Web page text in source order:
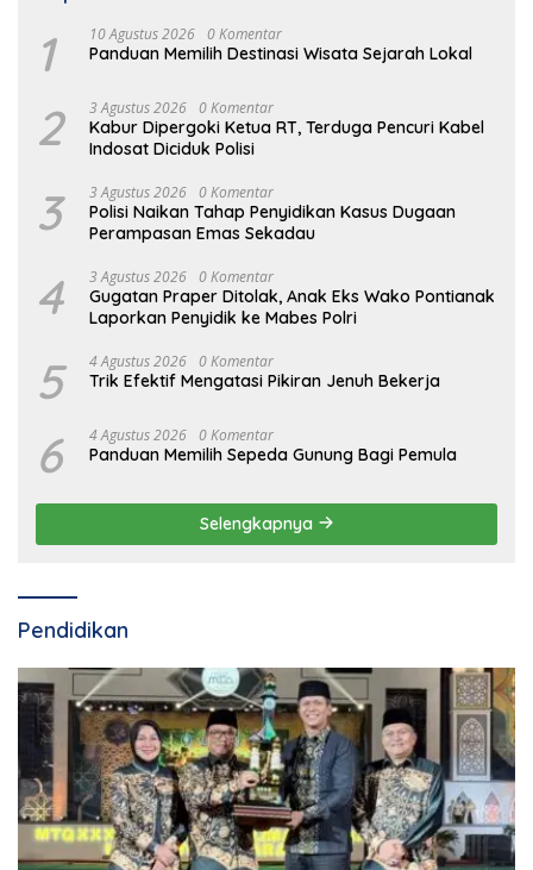
1 10 Agustus 2026 0 Komentar
Panduan Memilih Destinasi Wisata Sejarah Lokal
2 3 Agustus 2026 0 Komentar
Kabur Dipergoki Ketua RT, Terduga Pencuri Kabel
Indosat Diciduk Polisi
3 3 Agustus 2026 0 Komentar
Polisi Naikan Tahap Penyidikan Kasus Dugaan
Perampasan Emas Sekadau
4 3 Agustus 2026 0 Komentar
Gugatan Praper Ditolak, Anak Eks Wako Pontianak
Laporkan Penyidik ke Mabes Polri
5 4 Agustus 2026 0 Komentar
Trik Efektif Mengatasi Pikiran Jenuh Bekerja
6 4 Agustus 2026 0 Komentar
Panduan Memilih Sepeda Gunung Bagi Pemula
Selengkapnya
Pendidikan